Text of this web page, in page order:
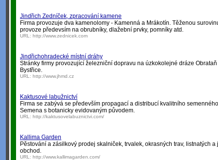
Jindřich Zedníček, zpracování kamene
Firma provozuje dva kamenolomy - Kamenná a Mrákotín. Těženou
provoze předevsím na obrubníky, dlažební prvky, pomníky atd.
URL: http://www.zednicek.com
Jindřichohradecké místní dráhy
Stránky firmy provozující železniční dopravu na úzkokolejné dráze
Bystřice.
URL: http://www.jhmd.cz
Kaktusové labužnictví
Firma se zabývá se především propagací a distribucí kvalitního
Semena s botanicky evidovaným původem.
URL: http://kaktusovelabuznictvi.com/
Kallima Garden
Pěstování a zásilkový prodej skalniček, trvalek, okrasných trav, listnatých
obchod.
URL: http://www.kallimagarden.com/